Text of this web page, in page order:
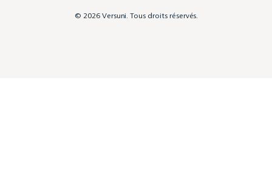
© 2026 Versuni. Tous droits réservés.